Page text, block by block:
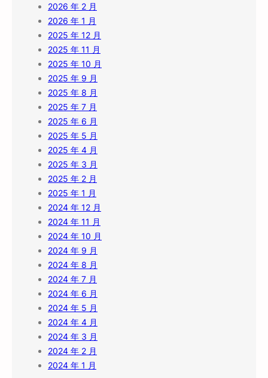
2026 年 2 月
2026 年 1 月
2025 年 12 月
2025 年 11 月
2025 年 10 月
2025 年 9 月
2025 年 8 月
2025 年 7 月
2025 年 6 月
2025 年 5 月
2025 年 4 月
2025 年 3 月
2025 年 2 月
2025 年 1 月
2024 年 12 月
2024 年 11 月
2024 年 10 月
2024 年 9 月
2024 年 8 月
2024 年 7 月
2024 年 6 月
2024 年 5 月
2024 年 4 月
2024 年 3 月
2024 年 2 月
2024 年 1 月